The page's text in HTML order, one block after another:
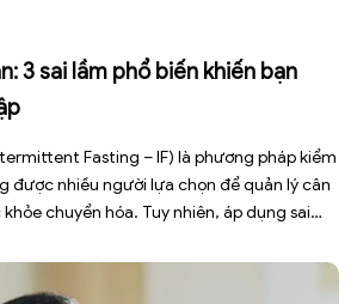
3 sai lầm phổ biến khiến bạn
Fasting – IF) là phương pháp kiểm
được nhiều người lựa chọn để quản lý cân
chuyển hóa. Tuy nhiên, áp dụng sai